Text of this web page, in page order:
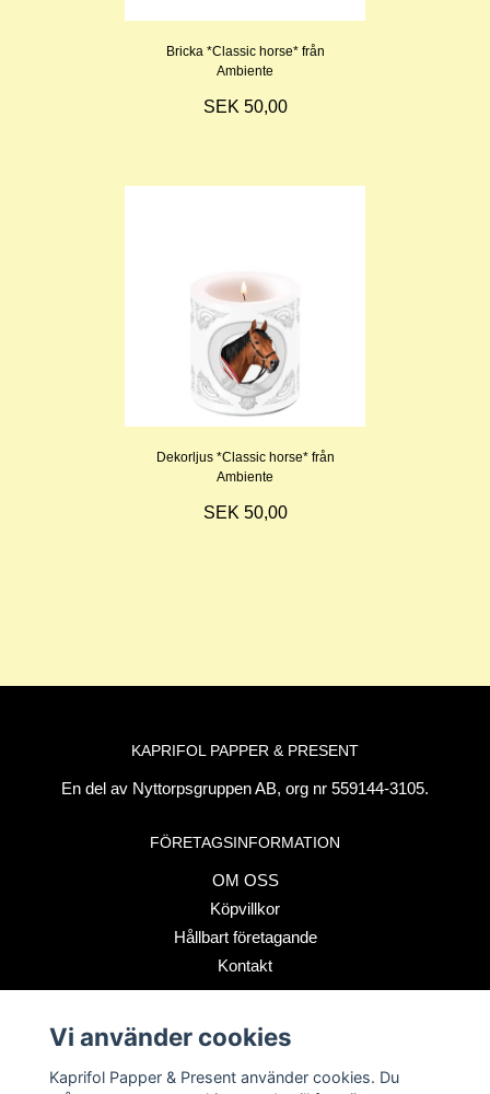
Bricka *Classic horse* från
Ambiente
SEK 50,00
Dekorljus *Classic horse* från
Ambiente
SEK 50,00
KAPRIFOL PAPPER & PRESENT
En del av Nyttorpsgruppen AB, org nr 559144-3105.
FÖRETAGSINFORMATION
OM OSS
Köpvillkor
Hållbart företagande
Kontakt
BETALSÄTT
Vi använder cookies
Kaprifol Papper & Present använder cookies. Du